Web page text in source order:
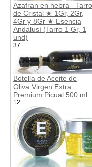
Azafran en hebra - Tarro
de Cristal ★ 1Gr, 2Gr,
4Gr y 8Gr ★ Esencia
Andalusí (Tarro 1 Gr, 1
und)
37
Botella de Aceite de
Oliva Virgen Extra
Premium Picual 500 ml
12